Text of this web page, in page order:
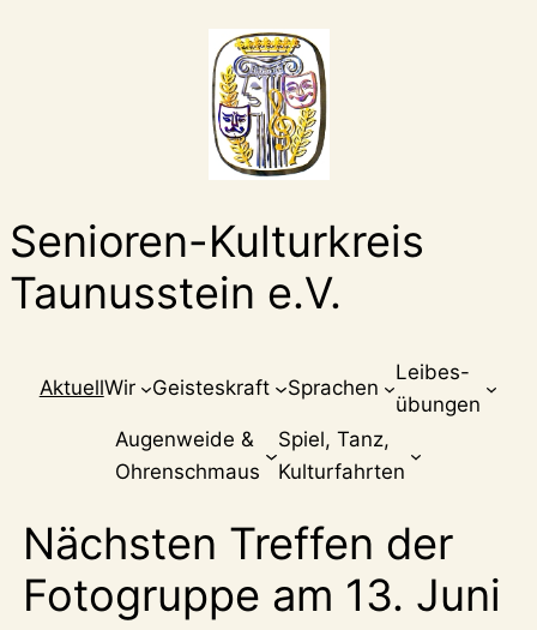
Senioren-Kulturkreis
Taunusstein e.V.
AktuellWir Geisteskraft Sprachen
Leibes-
übungen
Augenweide &
Ohrenschmaus
Spiel, Tanz,
Kulturfahrten
Nächsten Treffen der
Fotogruppe am 13. Juni